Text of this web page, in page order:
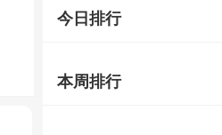
今日排行
本周排行